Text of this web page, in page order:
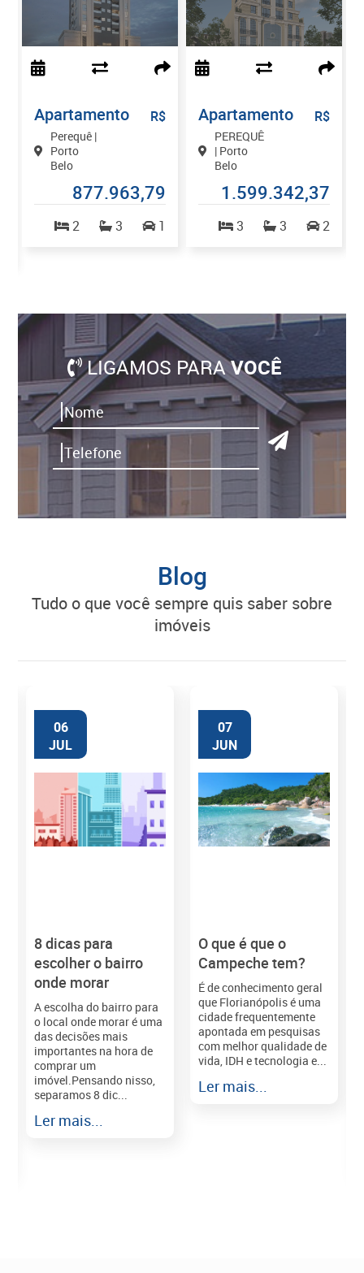
Apartamento
Perequê |
Porto
Belo
R$
877.963,79
2 3 1
Apartamento
PEREQUÊ
| Porto
Belo
R$
1.599.342,37
3 3
2
LIGAMOS PARAVOCÊ
Blog
tudo o que você sempre quis saber sobre
imóveis
06
JUL
8 dicas para
escolher o bairro
onde morar
A escolha do bairro para
o local onde morar é uma
das decisões mais
importantes na hora de
comprar um
imóvel.Pensando nisso,
separamos 8 dic...
Ler mais...
07
JUN
O que é que o
Campeche tem?
É de conhecimento geral
que Florianópolis é uma
cidade frequentemente
apontada em pesquisas
com melhor qualidade de
vida, IDH e tecnologia e...
Ler mais...